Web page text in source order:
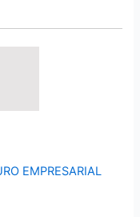
EMPRESARIAL